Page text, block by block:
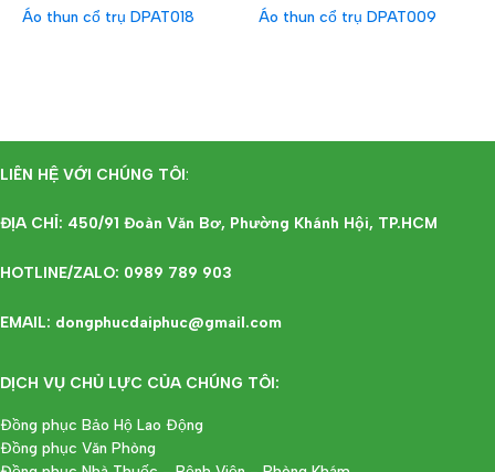
Áo thun cổ trụ DPAT018 Áo thun cổ trụ DPAT009
LIÊN HỆ VỚI CHÚNG TÔI:
ĐỊA CHỈ: 450/91 Đoàn Văn Bơ, Phường Khánh Hội, TP.HCM
HOTLINE/ZALO: 0989 789 903
EMAIL: dongphucdaiphuc@gmail.com
DỊCH VỤ CHỦ LỰC CỦA CHÚNG TÔI:
Đồng phục Bảo Hộ Lao Động
Đồng phục Văn Phòng